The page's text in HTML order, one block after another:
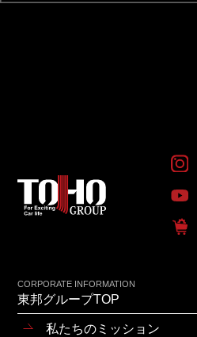
CORPORATE INFORMATION
東邦グループTOP
私たちのミッション